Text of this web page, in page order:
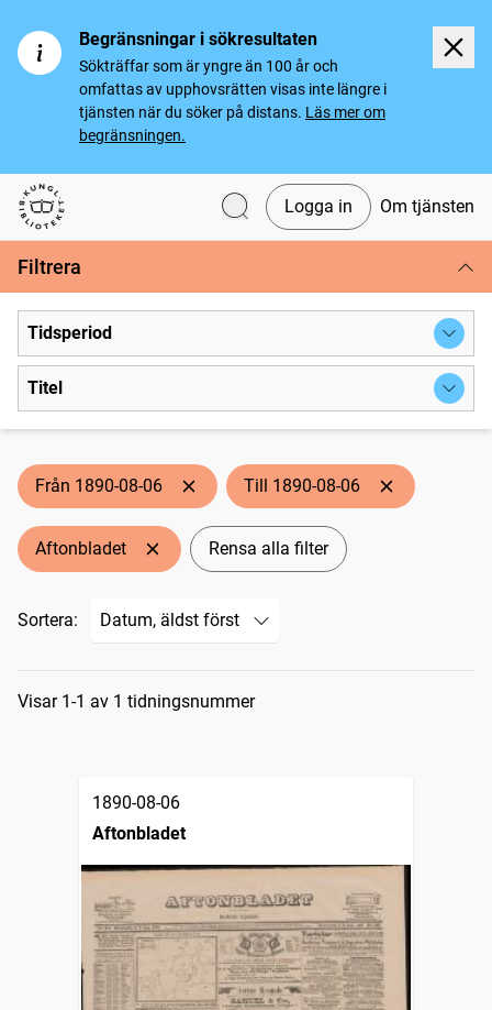
Begränsningar i sökresultaten
Sökträffar som är yngre än 100 år och
omfattas av upphovsrätten visas inte längre i
tjänsten när du söker på distans. Läs mer om
begränsningen.
Svenska tidningar
Logga in Om tjänsten
Filtrera
Tidsperiod
Titel
Från 1890-08-06 Till 1890-08-06
Aftonbladet Rensa alla filter
Sortera:
Sökresultat
Visar 1-1 av 1 tidningsnummer
1890-08-06
Aftonbladet